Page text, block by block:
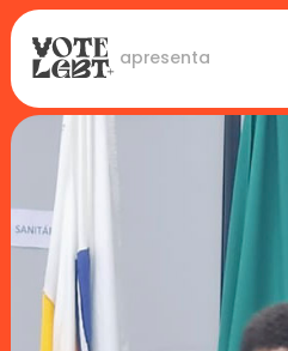
apresenta
Candidaturas
Lideranças eleitas
Sobre